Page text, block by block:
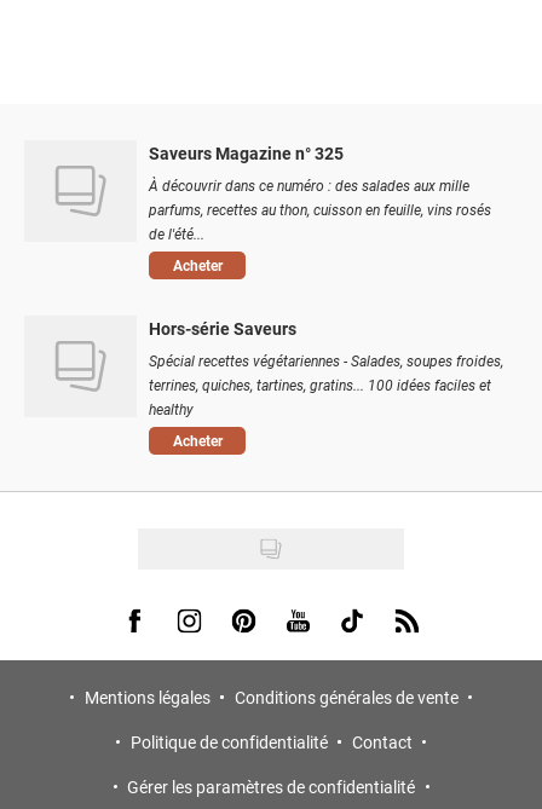
Saveurs Magazine n° 325
À découvrir dans ce numéro : des salades aux mille
parfums, recettes au thon, cuisson en feuille, vins rosés
de l'été...
Acheter
Hors-série Saveurs
Spécial recettes végétariennes - Salades, soupes froides,
terrines, quiches, tartines, gratins... 100 idées faciles et
healthy
Acheter
Visit us on Facebook
Visit us on Instagram
Visit us on Pinterest
Visit us on Youtube
Visit us on Tiktok
Visit us on Rss
Mentions légales
Conditions générales de vente
Politique de confidentialité
Contact
Gérer les paramètres de confidentialité